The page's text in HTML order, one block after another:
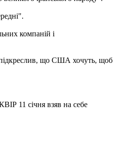
компаній і
підкреслив, що США хочуть, щоб
11 січня взяв на себе